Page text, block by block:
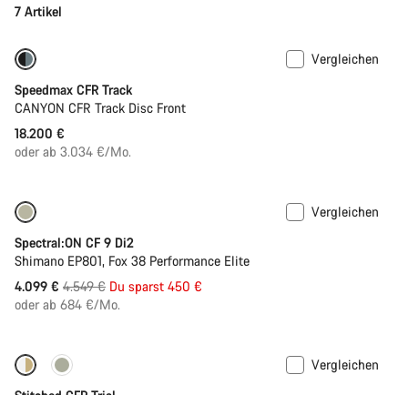
7 Artikel
Vergleichen
Speedmax CFR Track
CANYON CFR Track Disc Front
18.200 €
oder ab 3.034 €/Mo.
Vergleichen
Spectral:ON CF 9 Di2
Shimano EP801, Fox 38 Performance Elite
4.099 € Ursprungspreis
4.549 € Du sparst 450 €
oder ab 684 €/Mo.
Fabio Wibmers Wahl
Vergleichen